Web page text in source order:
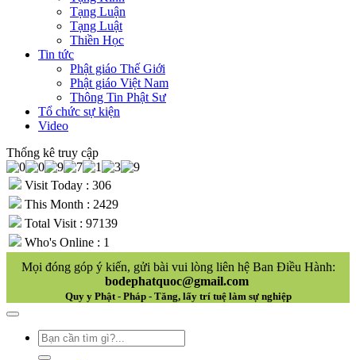
Tạng Luận
Tạng Luật
Thiền Học
Tin tức
Phật giáo Thế Giới
Phật giáo Việt Nam
Thông Tin Phật Sư
Tổ chức sự kiện
Video
Thống kê truy cập
Visit Today : 306
This Month : 2429
Total Visit : 97139
Who's Online : 1
Mọi đóng góp ý kiến, gửi bài vui lòng liên hệ Ban Điều Hành:
bodephatquoc@gmail.com
Quy y Phật - Pháp - Tăng, lấy trí tuệ làm sự nghiệp